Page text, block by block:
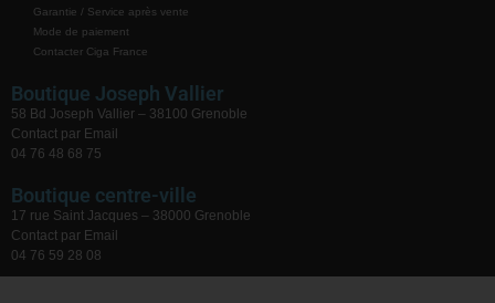
Garantie / Service après vente
Mode de paiement
Contacter Ciga France
Boutique Joseph Vallier
58 Bd Joseph Vallier – 38100 Grenoble
Contact par Email
04 76 48 68 75
Boutique centre-ville
17 rue Saint Jacques – 38000 Grenoble
Contact par Email
04 76 59 28 08